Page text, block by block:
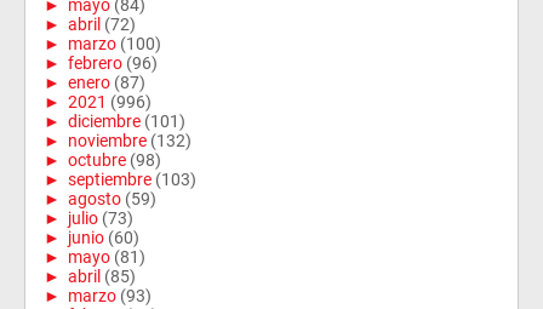
► mayo (84)
► abril (72)
► marzo (100)
► febrero (96)
► enero (87)
► 2021 (996)
► diciembre (101)
► noviembre (132)
► octubre (98)
► septiembre (103)
► agosto (59)
► julio (73)
► junio (60)
► mayo (81)
► abril (85)
► marzo (93)